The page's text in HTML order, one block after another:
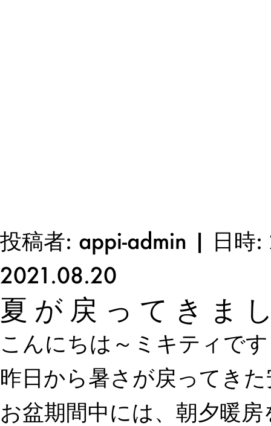
投稿者: appi-admin | 日時
2021.08.20
夏が戻ってきま
こんにちは～ミキティで
昨日から暑さが戻ってき
お盆期間中には、朝夕暖